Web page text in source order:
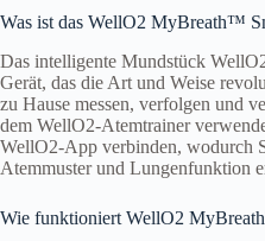
Was ist das WellO2 MyBreath™
Das intelligente Mundstück
Gerät, das die Art und Weise
zu Hause messen, verfolgen und
dem WellO2-Atemtrainer
WellO2-App verbinden, wodurch
Atemmuster und Lungenfunktion
Wie funktioniert WellO2